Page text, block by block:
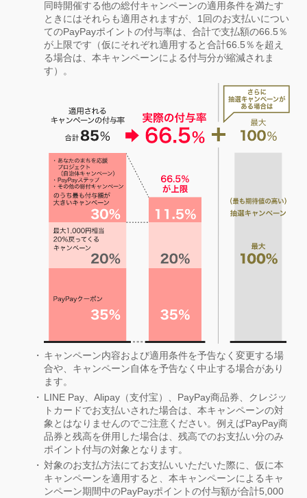
同時開催する他の総付キャンペーンの適用条件を満たす
ときにはそれらも適用されますが、1回のお支払いについ
てのPayPayポイントの付与率は、合計で支払額の66.5％
が上限です（仮にそれぞれ適用すると合計66.5％を超え
る場合は、本キャンペーンによる付与分が縮減されま
す）。
キャンペーン内容および適用条件を予告なく変更する場
合や、キャンペーン自体を予告なく中止する場合があり
ます。
LINE Pay、Alipay（支付宝）、PayPay商品券、クレジッ
トカードでお支払いされた場合は、本キャンペーンの対
象とはなりませんのでご注意ください。例えばPayPay商
品券と残高を併用した場合は、残高でのお支払い分のみ
ポイント付与の対象となります。
対象のお支払方法にてお支払いいただいた際に、仮に本
キャンペーンを適用すると、本キャンペーンによるキャ
ンペーン期間中のPayPayポイントの付与額が合計5,000